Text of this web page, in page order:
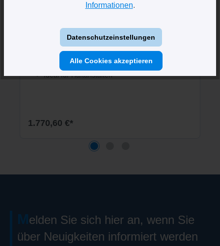
bodenstehend, vandalensicher
Toilette aus bakteriostatischem Edelstahl
Montage durch Serviceöffnung
Ideal für Haftanstalten
1.770,60 €*
Melden Sie sich hier an, wenn Sie
über Neuigkeiten informiert werden
Informationen.
Datenschutzeinstellungen
Alle Cookies akzeptieren